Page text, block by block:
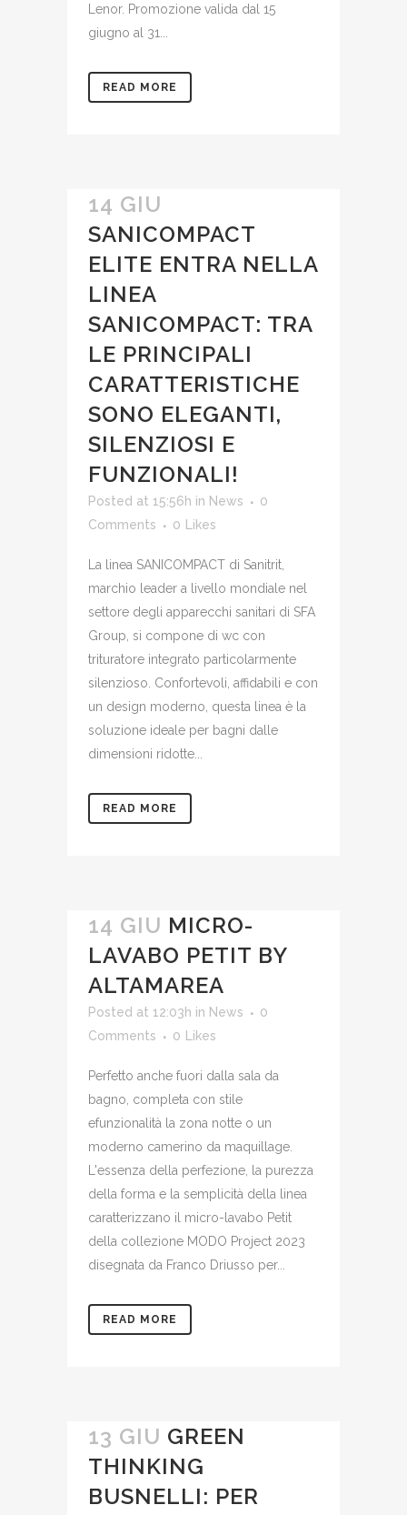
Lenor. Promozione valida dal 15
giugno al 31...
READ MORE
14 GIU
SANICOMPACT
ELITE ENTRA NELLA
LINEA
SANICOMPACT: TRA
LE PRINCIPALI
CARATTERISTICHE
SONO ELEGANTI,
SILENZIOSI E
FUNZIONALI!
Posted at 15:56h in News
0
Comments
0 Likes
La linea SANICOMPACT di Sanitrit,
marchio leader a livello mondiale nel
settore degli apparecchi sanitari di SFA
Group, si compone di wc con
trituratore integrato particolarmente
silenzioso. Confortevoli, affidabili e con
un design moderno, questa linea è la
soluzione ideale per bagni dalle
dimensioni ridotte...
READ MORE
14 GIU MICRO-
LAVABO PETIT BY
ALTAMAREA
Posted at 12:03h in News
0
Comments
0 Likes
Perfetto anche fuori dalla sala da
bagno, completa con stile
efunzionalità la zona notte o un
moderno camerino da maquillage.
L'essenza della perfezione, la purezza
della forma e la semplicità della linea
caratterizzano il micro-lavabo Petit
della collezione MODO Project 2023
disegnata da Franco Driusso per...
READ MORE
13 GIU GREEN
THINKING
BUSNELLI: PER